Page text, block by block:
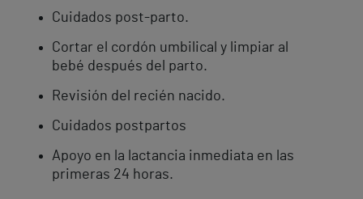
Cuidados post-parto.
Cortar el cordón umbilical y limpiar al
bebé después del parto.
Revisión del recién nacido.
Cuidados postpartos
Apoyo en la lactancia inmediata en las
primeras 24 horas.